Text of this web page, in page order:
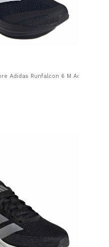
Adidas Runfalcon 6 M Adidas -